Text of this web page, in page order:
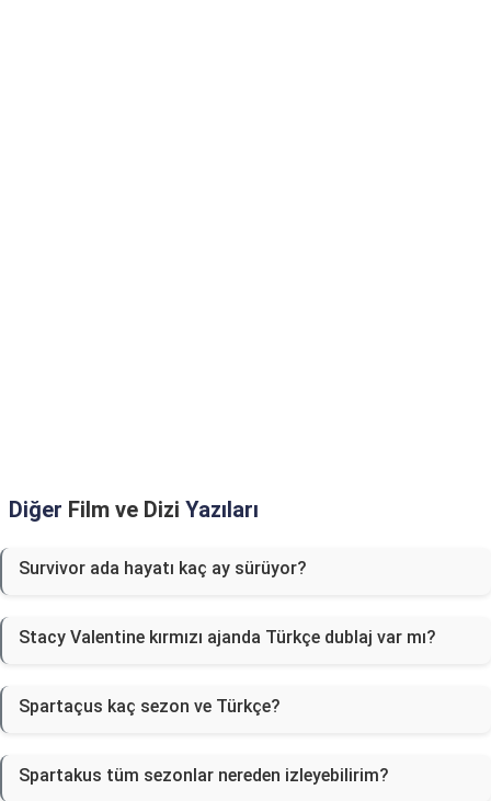
Diğer Film ve Dizi Yazıları
Survivor ada hayatı kaç ay sürüyor?
Stacy Valentine kırmızı ajanda Türkçe dublaj var mı?
Spartaçus kaç sezon ve Türkçe?
Spartakus tüm sezonlar nereden izleyebilirim?